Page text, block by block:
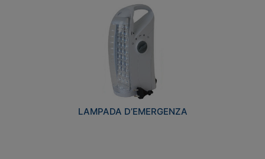
LAMPADA D’EMERGENZA